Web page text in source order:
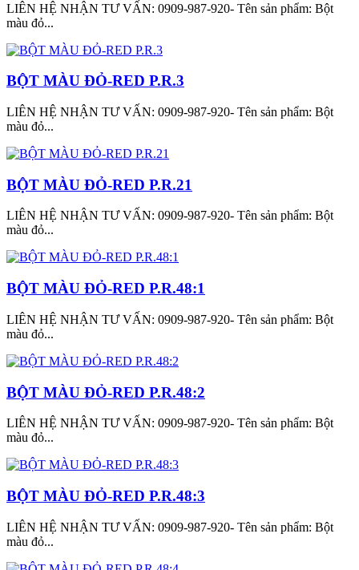
LIÊN HỆ NHẬN TƯ VẤN: 0909-987-920- Tên sản phẩm: Bột
màu đỏ...
BỘT MÀU ĐỎ-RED P.R.3
LIÊN HỆ NHẬN TƯ VẤN: 0909-987-920- Tên sản phẩm: Bột
màu đỏ...
BỘT MÀU ĐỎ-RED P.R.21
LIÊN HỆ NHẬN TƯ VẤN: 0909-987-920- Tên sản phẩm: Bột
màu đỏ...
BỘT MÀU ĐỎ-RED P.R.48:1
LIÊN HỆ NHẬN TƯ VẤN: 0909-987-920- Tên sản phẩm: Bột
màu đỏ...
BỘT MÀU ĐỎ-RED P.R.48:2
LIÊN HỆ NHẬN TƯ VẤN: 0909-987-920- Tên sản phẩm: Bột
màu đỏ...
BỘT MÀU ĐỎ-RED P.R.48:3
LIÊN HỆ NHẬN TƯ VẤN: 0909-987-920- Tên sản phẩm: Bột
màu đỏ...